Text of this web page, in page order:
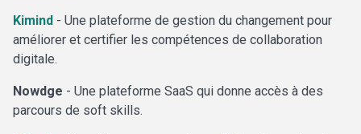
Kimind - Une plateforme de gestion du changement pour
améliorer et certifier les compétences de collaboration
digitale.
Nowdge - Une plateforme SaaS qui donne accès à des
parcours de soft skills.